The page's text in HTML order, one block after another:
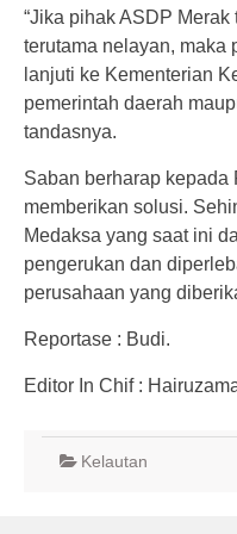
“Jika pihak ASDP
terutama nelayan, maka
lanjuti ke Kementerian
pemerintah daerah
tandasnya.
Saban berharap kepada
memberikan solusi.
Medaksa yang saat ini
pengerukan dan
perusahaan yang
Reportase : Budi.
Editor In Chif :
Kelautan